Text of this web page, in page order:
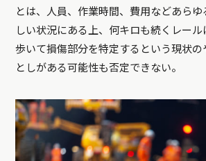
とは、人員、作業時間、費用などあら
しい状況にある上、何キロも続くレー
歩いて損傷部分を特定するという現状
としがある可能性も否定できない。